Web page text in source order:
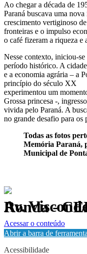
Ao chegar a década de
Paraná buscava uma
crescimento vertiginoso
fronteiras e o impulso
o café fizeram a riqueza e
Nesse contexto, iniciou-
período histórico. A
e a economia agrária – a
princípio do século XX
experimentou um
Grossa princesa -,
vivida pelo Paraná. A
no grande desafio para os
Todas as fotos
Memória Paraná,
Municipal de
Av. Visconde de Taunay,
Política de Privacidade.
Acessar o conteúdo
Abrir a barra de
Acessibilidade